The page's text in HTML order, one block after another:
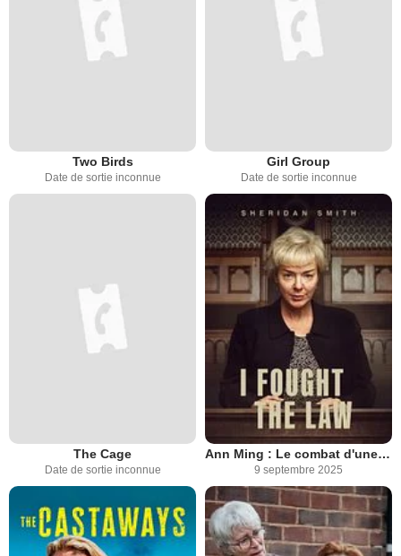
Two Birds
Date de sortie inconnue
Girl Group
Date de sortie inconnue
The Cage
Date de sortie inconnue
Ann Ming : Le combat d'une mère
9 septembre 2025